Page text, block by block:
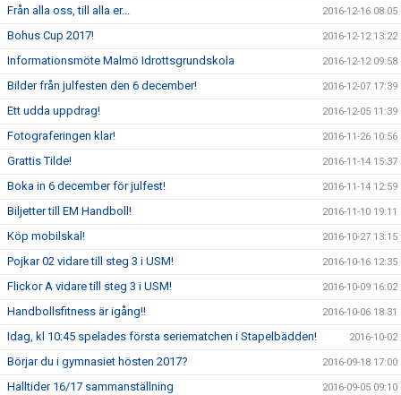
Från alla oss, till alla er... 2016-12-16 08:05
Bohus Cup 2017! 2016-12-12 13:22
Informationsmöte Malmö Idrottsgrundskola 2016-12-12 09:58
Bilder från julfesten den 6 december! 2016-12-07 17:39
Ett udda uppdrag! 2016-12-05 11:39
Fotograferingen klar! 2016-11-26 10:56
Grattis Tilde! 2016-11-14 15:37
Boka in 6 december för julfest! 2016-11-14 12:59
Biljetter till EM Handboll! 2016-11-10 19:11
Köp mobilskal! 2016-10-27 13:15
Pojkar 02 vidare till steg 3 i USM! 2016-10-16 12:35
Flickor A vidare till steg 3 i USM! 2016-10-09 16:02
Handbollsfitness är igång!! 2016-10-06 18:31
Idag, kl 10:45 spelades första seriematchen i Stapelbädden! 2016-10-02
Börjar du i gymnasiet hösten 2017? 2016-09-18 17:00
Halltider 16/17 sammanställning 2016-09-05 09:10